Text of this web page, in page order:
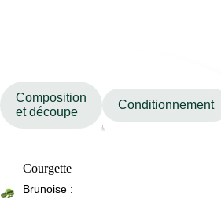
Composition
et découpe
Conditionnement
Courgette
Brunoise :